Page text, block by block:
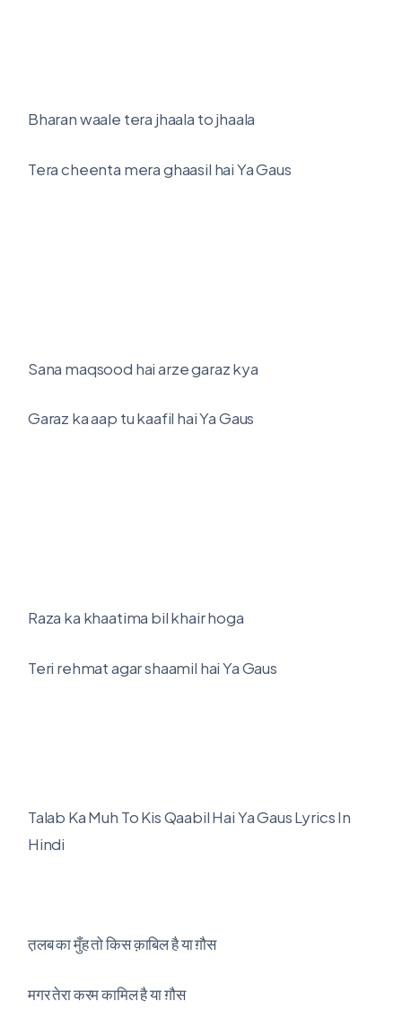
Bharan waale tera jhaala to jhaala
Tera cheenta mera ghaasil hai Ya Gaus
Sana maqsood hai arze garaz kya
Garaz ka aap tu kaafil hai Ya Gaus
Raza ka khaatima bil khair hoga
Teri rehmat agar shaamil hai Ya Gaus
Talab Ka Muh To Kis Qaabil Hai Ya Gaus Lyrics In
Hindi
त़लब का मुँह तो किस क़ाबिल है या ग़ौस
मगर तेरा करम कामिल है या ग़ौस